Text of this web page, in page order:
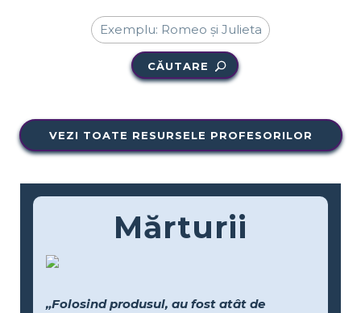
CĂUTARE
VEZI TOATE RESURSELE PROFESORILOR
Mărturii
„Folosind produsul, au fost atât de